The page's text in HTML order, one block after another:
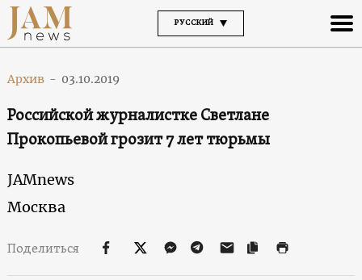
РУССКИЙ
Архив - 03.10.2019
Российской журналистке Светлане
Прокопьевой грозит 7 лет тюрьмы
JAMnews
Москва
Поделиться